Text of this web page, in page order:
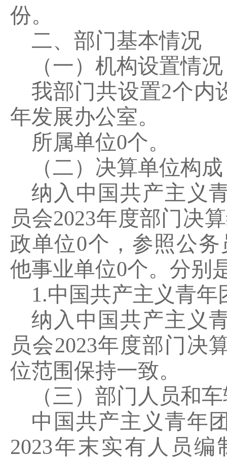
份。
二、部门基本情况
（一）机构设置情况
我部门共设置2个内
年发展办公室。
所属单位0个。
（二）决算单位构成
纳入中国共产主义
员会2023年度部门决
政单位0个，参照公
他事业单位0个。分别
1.中国共产主义青年
纳入中国共产主义
员会2023年度部门决
位范围保持一致。
（三）部门人员和
中国共产主义青年
2023年末实有人员编